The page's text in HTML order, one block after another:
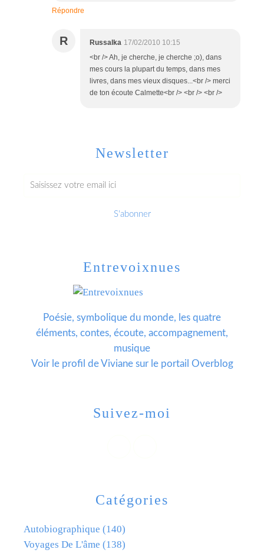
Répondre
R Russalka 17/02/2010 10:15
<br /> Ah, je cherche, je cherche ;o), dans
mes cours la plupart du temps, dans mes
livres, dans mes vieux disques...<br /> merci
de ton écoute Calmette<br /> <br /> <br />
Newsletter
Catégories
Autobiographique (140)
Voyages De L'âme (138)
Entrevoixnues
Poésie, symbolique du monde, les quatre
éléments, contes, écoute, accompagnement,
musique
Voir le profil deVivianesur le portail Overblog
Suivez-moi